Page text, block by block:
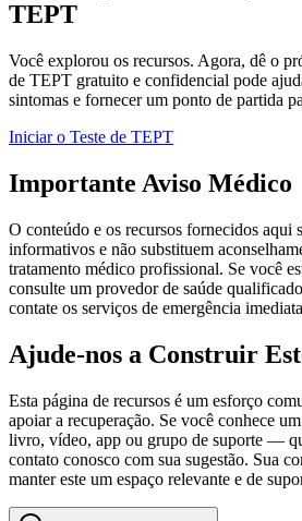
TEPT
Você explorou os recursos. Agora, dê o
de TEPT gratuito e confidencial pode
sintomas e fornecer um ponto de partida
Iniciar o Teste de TEPT
Importante Aviso Médico
O conteúdo e os recursos fornecidos aqui
informativos e não substituem
tratamento médico profissional. Se você
consulte um provedor de saúde
contate os serviços de emergência
Ajude-nos a Construir
Esta página de recursos é um esforço
apoiar a recuperação. Se você conhece
livro, vídeo, app ou grupo de suporte —
contato conosco com sua sugestão. Sua
manter este um espaço relevante e de